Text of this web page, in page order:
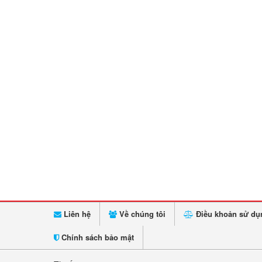
Liên hệ Về chúng tôi Điều khoản sử
Chính sách bảo mật